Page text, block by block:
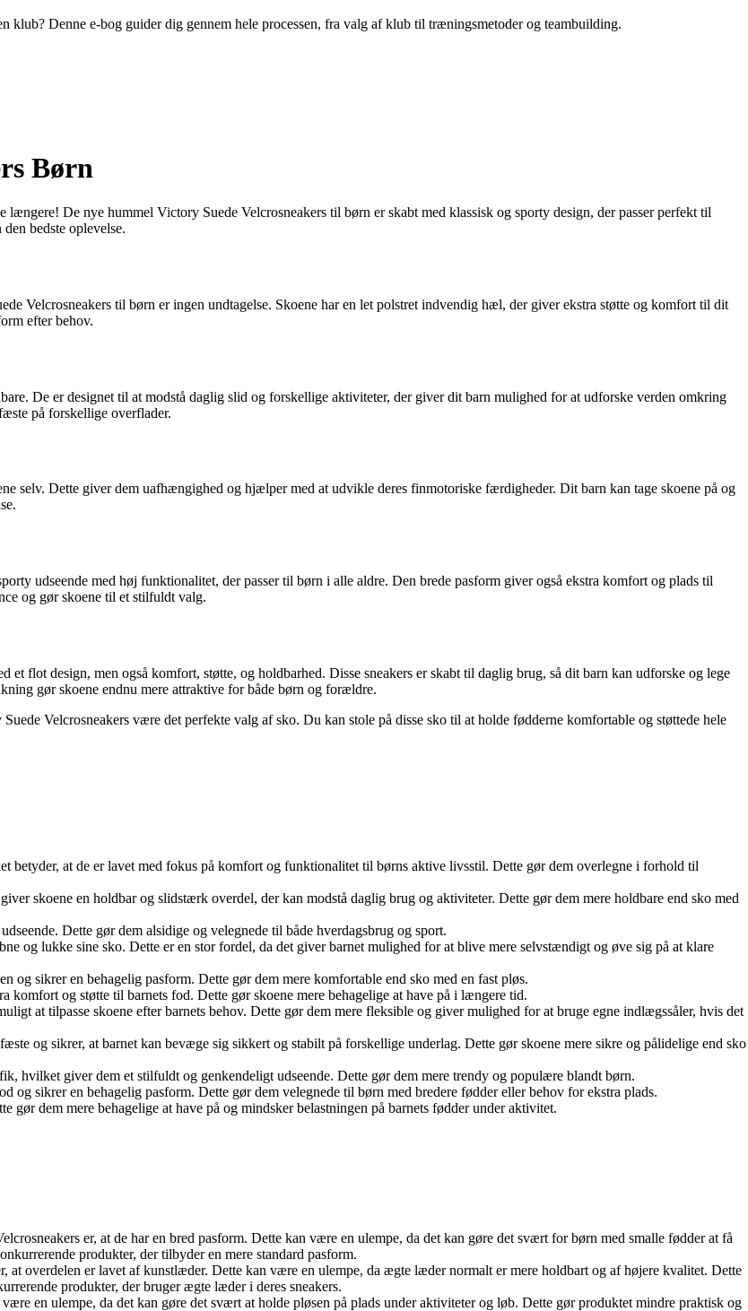
Denne e-bog guider dig gennem hele processen, fra valg af klub til træningsmetoder og teambuilding.
Børn
De nye hummel Victory Suede Velcrosneakers til børn er skabt med klassisk og sporty design, der passer perfekt til
bedste oplevelse.
Velcrosneakers til børn er ingen undtagelse. Skoene har en let polstret indvendig hæl, der giver ekstra støtte og komfort til dit
efter behov.
De er designet til at modstå daglig slid og forskellige aktiviteter, der giver dit barn mulighed for at udforske verden omkring
på forskellige overflader.
selv. Dette giver dem uafhængighed og hjælper med at udvikle deres finmotoriske færdigheder. Dit barn kan tage skoene på og
udseende med høj funktionalitet, der passer til børn i alle aldre. Den brede pasform giver også ekstra komfort og plads til
og gør skoene til et stilfuldt valg.
flot design, men også komfort, støtte, og holdbarhed. Disse sneakers er skabt til daglig brug, så dit barn kan udforske og lege
gør skoene endnu mere attraktive for både børn og forældre.
Velcrosneakers være det perfekte valg af sko. Du kan stole på disse sko til at holde fødderne komfortable og støttede hele
betyder, at de er lavet med fokus på komfort og funktionalitet til børns aktive livsstil. Dette gør dem overlegne i forhold til
skoene en holdbar og slidstærk overdel, der kan modstå daglig brug og aktiviteter. Dette gør dem mere holdbare end sko med
Dette gør dem alsidige og velegnede til både hverdagsbrug og sport.
og lukke sine sko. Dette er en stor fordel, da det giver barnet mulighed for at blive mere selvstændigt og øve sig på at klare
og sikrer en behagelig pasform. Dette gør dem mere komfortable end sko med en fast pløs.
og støtte til barnets fod. Dette gør skoene mere behagelige at have på i længere tid.
at tilpasse skoene efter barnets behov. Dette gør dem mere fleksible og giver mulighed for at bruge egne indlægssåler, hvis det
og sikrer, at barnet kan bevæge sig sikkert og stabilt på forskellige underlag. Dette gør skoene mere sikre og pålidelige end sko
hvilket giver dem et stilfuldt og genkendeligt udseende. Dette gør dem mere trendy og populære blandt børn.
og sikrer en behagelig pasform. Dette gør dem velegnede til børn med bredere fødder eller behov for ekstra plads.
dem mere behagelige at have på og mindsker belastningen på barnets fødder under aktivitet.
er, at de har en bred pasform. Dette kan være en ulempe, da det kan gøre det svært for børn med smalle fødder at få
produkter, der tilbyder en mere standard pasform.
at overdelen er lavet af kunstlæder. Dette kan være en ulempe, da ægte læder normalt er mere holdbart og af højere kvalitet. Dette
produkter, der bruger ægte læder i deres sneakers.
en ulempe, da det kan gøre det svært at holde pløsen på plads under aktiviteter og løb. Dette gør produktet mindre praktisk og